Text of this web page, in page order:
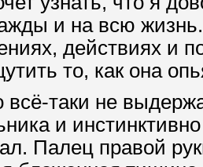
и на всю
действиях и
то, как она
таки не
и
Палец правой